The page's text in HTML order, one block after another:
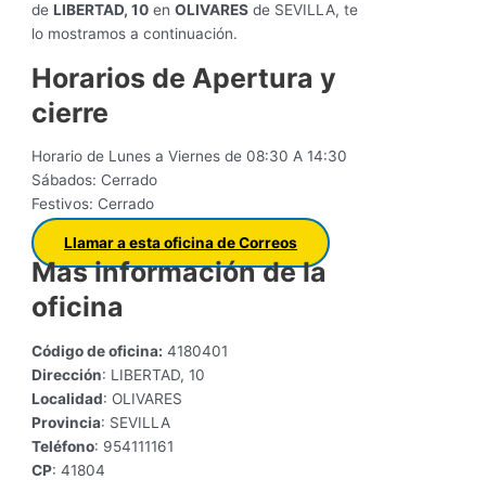
deLIBERTAD, 10 enOLIVARES de SEVILLA, te
lo mostramos a continuación.
Horarios de Apertura y
cierre
Horario de Lunes a Viernes de 08:30 A 14:30
Sábados: Cerrado
Festivos: Cerrado
Llamar a esta oficina de Correos
Mas información de la
oficina
Código de oficina: 4180401
Dirección: LIBERTAD, 10
Localidad: OLIVARES
Provincia: SEVILLA
Teléfono: 954111161
CP: 41804